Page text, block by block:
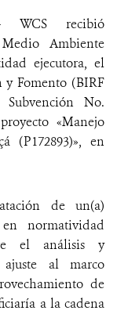
WCS recibió
Ambiente
ejecutora, el
y Fomento (BIRF
No.
«Manejo
(P172893)», en
de un(a)
normatividad
el análisis y
al marco
de
a la cadena